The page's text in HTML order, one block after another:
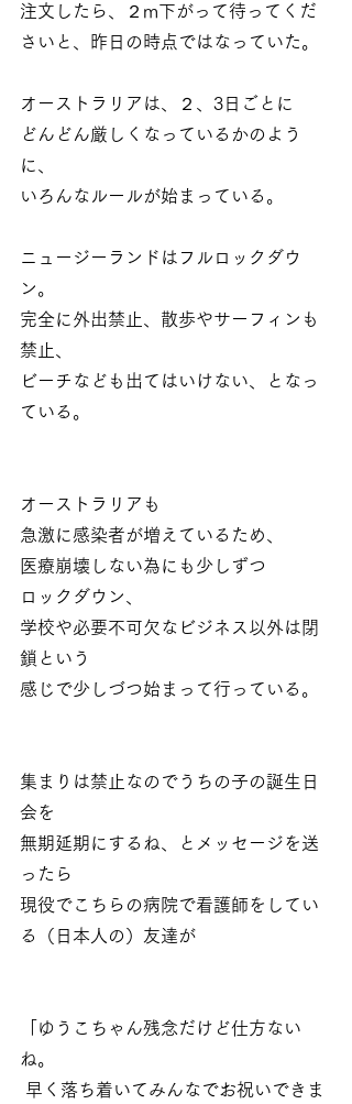
注文したら、２m下がって待ってくだ
さいと、昨日の時点ではなっていた。
オーストラリアは、２、3日ごとに
どんどん厳しくなっているかのよう
に、
いろんなルールが始まっている。
ニュージーランドはフルロックダウ
ン。
完全に外出禁止、散歩やサーフィンも
禁止、
ビーチなども出てはいけない、となっ
ている。
オーストラリアも
急激に感染者が増えているため、
医療崩壊しない為にも少しずつ
ロックダウン、
学校や必要不可欠なビジネス以外は閉
鎖という
感じで少しづつ始まって行っている。
集まりは禁止なのでうちの子の誕生日
会を
無期延期にするね、とメッセージを送
ったら
現役でこちらの病院で看護師をしてい
る（日本人の）友達が
「ゆうこちゃん残念だけど仕方ない
ね。